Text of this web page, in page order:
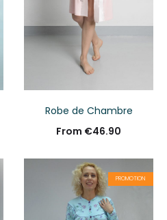
Robe de Chambre
From €46.90
PROMOTION